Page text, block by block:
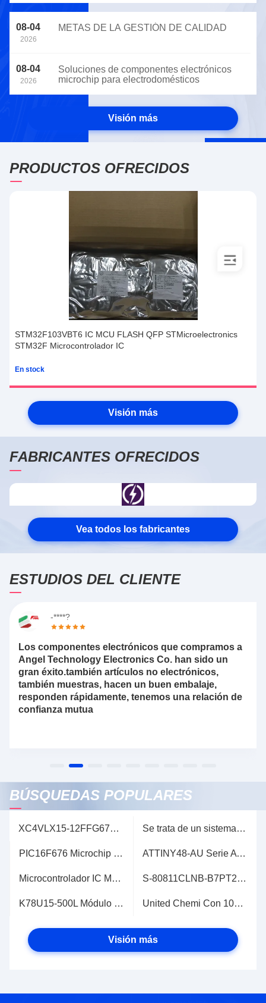
08-04
2026
METAS DE LA GESTIÓN DE CALIDAD
08-04
2026
Soluciones de componentes electrónicos
microchip para electrodomésticos
Visión más
PRODUCTOS OFRECIDOS
STM32F103VBT6 IC MCU FLASH QFP STMicroelectronics
STM32F Microcontrolador IC
En stock
Visión más
FABRICANTES OFRECIDOS
Vea todos los fabricantes
ESTUDIOS DEL CLIENTE
-****?
Los componentes electrónicos que compramos a
Angel Technology Electronics Co. han sido un
gran éxito.también artículos no electrónicos,
también muestras, hacen un buen embalaje,
responden rápidamente, tenemos una relación de
confianza mutua
BÚSQUEDAS POPULARES
XC4VLX15-12FFG676C XILINX Virtex 4 FPGA CI XC4VLX15-12FFG676I Se trata de un sistema de control de las emisiones de gases de efecto invernadero.
PIC16F676 Microchip Serie PIC16F6 Microcontroladores IC 8bit PIC16F630 CMOS MCU Circuitos integrados PIC16F676-I/SL ATTINY48-AU Serie ATMEL AVR Microcontrolador IC 8 bits 12MHz 4KB (2K x 16) FLASH 32-TQFP (7x7)
Microcontrolador IC MSP430F6736AIPZR de Texas Instruments MSP430 de 16 bits S-80811CLNB-B7PT2U 1 canal SC82AB Supervisor de voltaje IC Alta precisión
K78U15-500L Módulo IC de alimentación K78U Mornsun DC DC Convertidor Pin recto United Chemi Con 100uF 50V Capacitor SMD Capacitores electrónicos
Visión más